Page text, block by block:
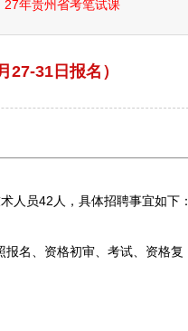
31日报名）
人员42人，具体招聘事宜如下：
报名、资格初审、考试、资格复